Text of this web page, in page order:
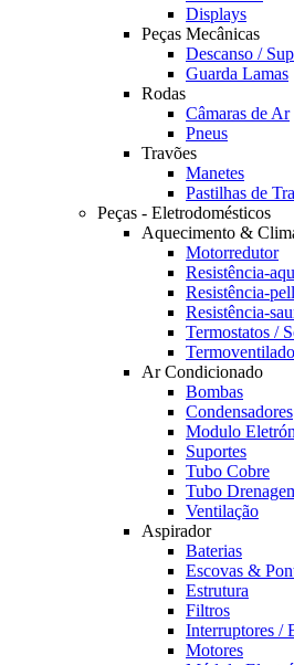
Displays
Peças Mecânicas
Descanso /
Guarda Lamas
Rodas
Câmaras de Ar
Pneus
Travões
Manetes
Pastilhas de
Peças - Eletrodomésticos
Aquecimento &
Motorredutor
Resistência-
Resistência-
Resistência-
Termostatos /
Ar Condicionado
Bombas
Condensadores
Modulo
Suportes
Tubo Cobre
Tubo
Ventilação
Aspirador
Baterias
Escovas &
Estrutura
Filtros
Interruptores /
Motores